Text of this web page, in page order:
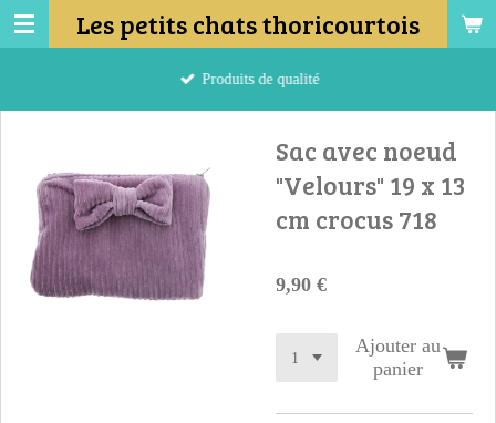
Passer
au
Les petits chats thoricourtois
Produits de qualité
Sac avec noeud
"Velours" 19 x 13
cm crocus 718
9,90 €
Ajouter au
panier